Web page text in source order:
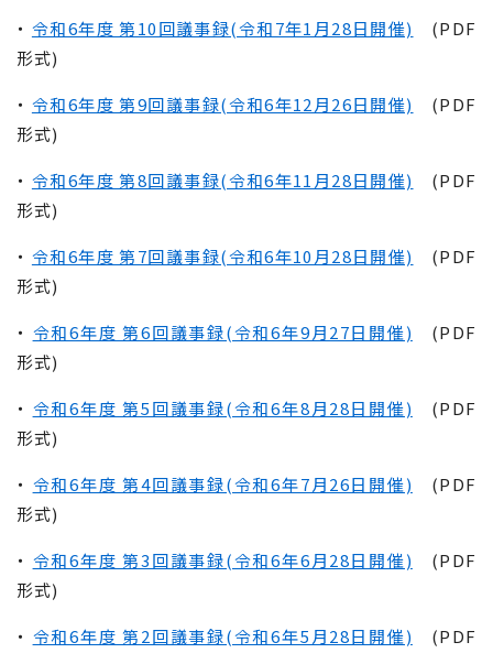
・ 令和6年度 第10回議事録(令和7年1月28日開催)
(PDF
形式)
・ 令和6年度 第9回議事録(令和6年12月26日開催)
(PDF
形式)
・ 令和6年度 第8回議事録(令和6年11月28日開催)
(PDF
形式)
・ 令和6年度 第7回議事録(令和6年10月28日開催)
(PDF
形式)
・ 令和6年度 第6回議事録(令和6年9月27日開催) (PDF
形式)
・ 令和6年度 第5回議事録(令和6年8月28日開催) (PDF
形式)
・ 令和6年度 第4回議事録(令和6年7月26日開催) (PDF
形式)
・ 令和6年度 第3回議事録(令和6年6月28日開催) (PDF
形式)
・ 令和6年度 第2回議事録(令和6年5月28日開催) (PDF